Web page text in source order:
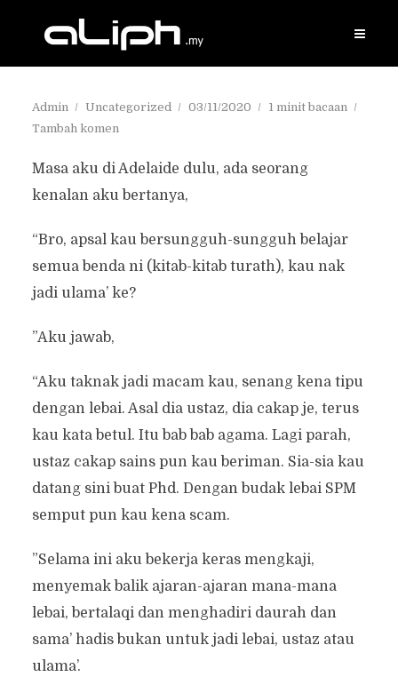
Admin Uncategorized 03/11/2020
1 minit bacaan
Tambah komen
Masa aku di Adelaide dulu, ada seorang
kenalan aku bertanya,
“Bro, apsal kau bersungguh-sungguh belajar
semua benda ni (kitab-kitab turath), kau nak
jadi ulama’ ke?
”Aku jawab,
“Aku taknak jadi macam kau, senang kena tipu
dengan lebai. Asal dia ustaz, dia cakap je, terus
kau kata betul. Itu bab bab agama. Lagi parah,
ustaz cakap sains pun kau beriman. Sia-sia kau
datang sini buat Phd. Dengan budak lebai SPM
semput pun kau kena scam.
”Selama ini aku bekerja keras mengkaji,
menyemak balik ajaran-ajaran mana-mana
lebai, bertalaqi dan menghadiri daurah dan
sama’ hadis bukan untuk jadi lebai, ustaz atau
ulama’.